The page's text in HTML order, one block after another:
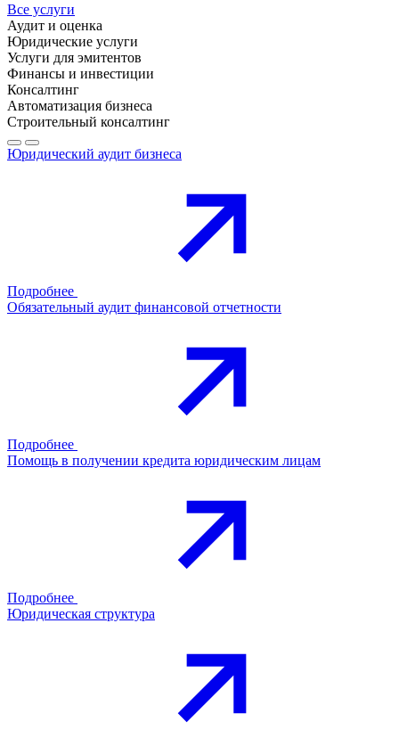
Все услуги
Аудит и оценка
Юридические услуги
Услуги для эмитентов
Финансы и инвестиции
Консалтинг
Автоматизация бизнеса
Строительный консалтинг
Юридический аудит бизнеса
Подробнее
Обязательный аудит финансовой отчетности
Подробнее
Помощь в получении кредита юридическим лицам
Подробнее
Юридическая структура